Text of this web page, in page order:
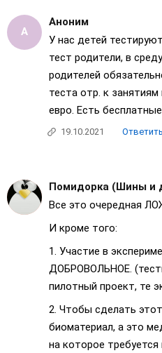
Аноним
У нас детей
тест родители, в
родителей
теста отр. к
евро. Есть
19.10.2021 Ответить
Помидорка (Шины и
Все это очередная
И кроме того:
1. Участие в
ДОБРОВОЛЬНОЕ.
пилотный проект, те
2. Чтобы сделать
биоматериал, а это
на которое